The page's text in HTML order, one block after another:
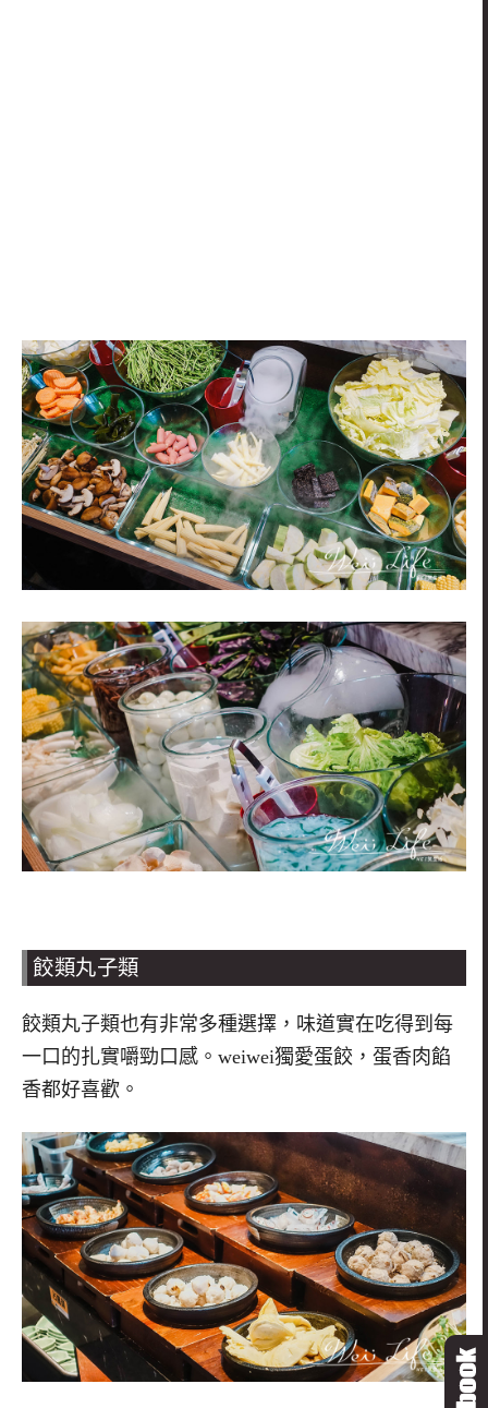
餃類丸子類
餃類丸子類也有非常多種選擇，味道實在吃得到每
一口的扎實嚼勁口感。 weiwei獨愛蛋餃，蛋香肉餡
香都好喜歡。